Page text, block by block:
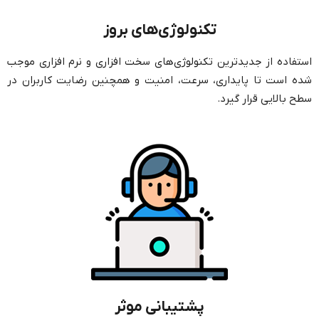
تکنولوژی‌های بروز
استفاده از جدیدترین تکنولوژی‌های سخت افزاری و نرم افزاری موجب
شده است تا پایداری، سرعت، امنیت و همچنین رضایت کاربران در
سطح بالایی قرار گیرد.
پشتیبانی موثر